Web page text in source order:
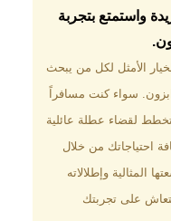
دبل
بالقرب
إطلالات
تشمل
ألعاب
واستمتع بتجربة
الأمثل لكل من يبحث
سواء كنت مسافراً
لقضاء عطلة عائلية
احتياجاتك من خلال
المثالية وإطلالاته
على تجربتك